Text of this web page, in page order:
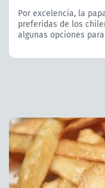
Por excelencia, la
preferidas de los
algunas opciones